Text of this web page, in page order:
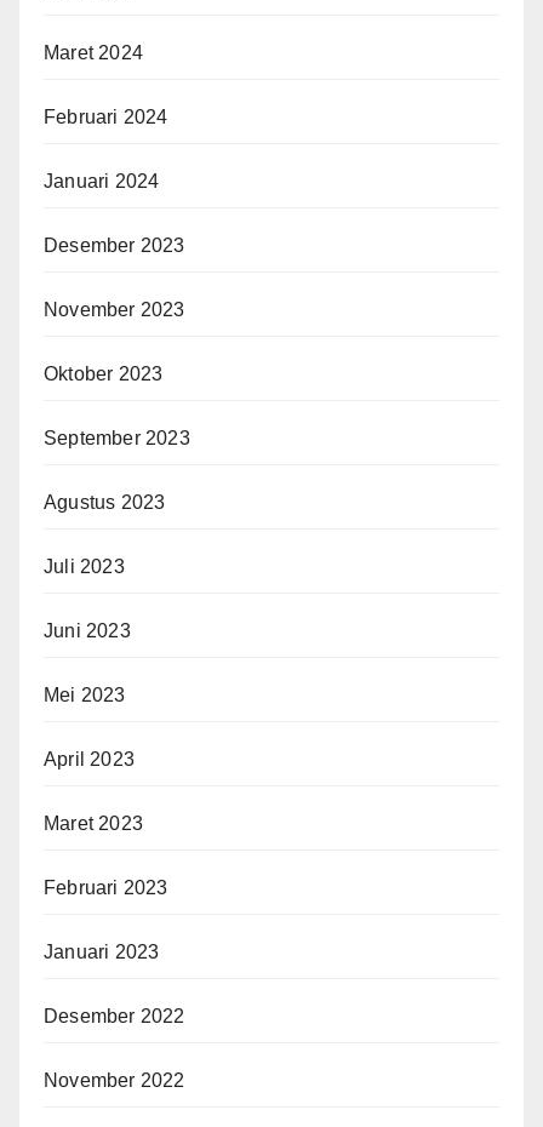
Maret 2024
Februari 2024
Januari 2024
Desember 2023
November 2023
Oktober 2023
September 2023
Agustus 2023
Juli 2023
Juni 2023
Mei 2023
April 2023
Maret 2023
Februari 2023
Januari 2023
Desember 2022
November 2022